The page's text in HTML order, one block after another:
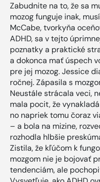
Zabudnite na to, že sa
mozog funguje inak,
McCabe, tvorkyňa
ADHD, sa v tejto
poznatky a praktické
a dokonca mať úspech
pre jej mozog. Jessice
ročnej. Zápasila s
Neustále strácala veci,
mala pocit, že
no napriek tomu čoraz
– a bola na mizine,
rozhodla hlbšie
Zistila, že kľúčom k
mozgom nie je bojovať
tendenciám, ale